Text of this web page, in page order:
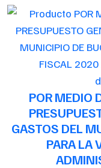
POR MEDIO
GASTOS DEL
PARA LA